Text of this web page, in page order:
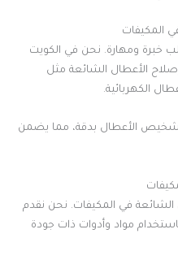
المكيفات
خبرة ومهارة. نحن في الكويت
الأعطال الشائعة مثل
الكهربائية.
الأعطال بدقة، مما يضمن
الشائعة في المكيفات. نحن نقدم
مواد وأدوات ذات جودة